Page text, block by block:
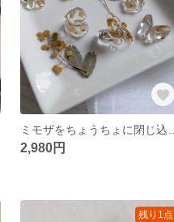
2,980円
残り1点